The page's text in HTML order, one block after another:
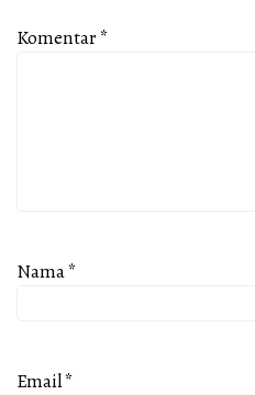
Komentar*
Nama*
Email*